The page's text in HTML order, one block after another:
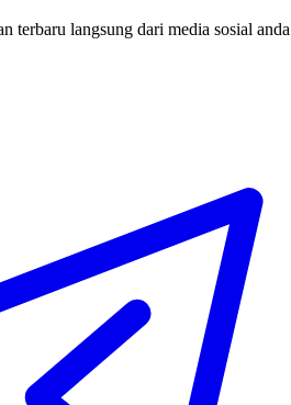
terbaru langsung dari media sosial anda